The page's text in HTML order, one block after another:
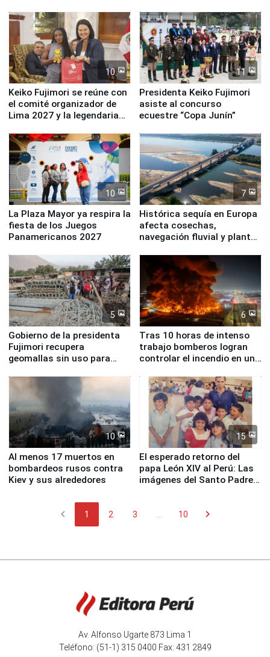
10
Keiko Fujimori se reúne con
el comité organizador de
Lima 2027 y la legendaria
11
Presidenta Keiko Fujimori
asiste al concurso
ecuestre “Copa Junín”
10
La Plaza Mayor ya respira la
fiesta de los Juegos
Panamericanos 2027
7
Histórica sequía en Europa
afecta cosechas,
navegación fluvial y plantas
5
Gobierno de la presidenta
Fujimori recupera
geomallas sin uso para
Fenómeno El Niño
6
Tras 10 horas de intenso
trabajo bomberos logran
controlar el incendio en una
de Chile
10
Al menos 17 muertos en
bombardeos rusos contra
Kiev y sus alrededores
15
El esperado retorno del
papa León XIV al Perú: Las
imágenes del Santo Padre
chevron_left 1 2 3 10 chevron_right
Av. Alfonso Ugarte 873 Lima 1
Teléfono: (51-1) 315 0400 Fax: 431 2849